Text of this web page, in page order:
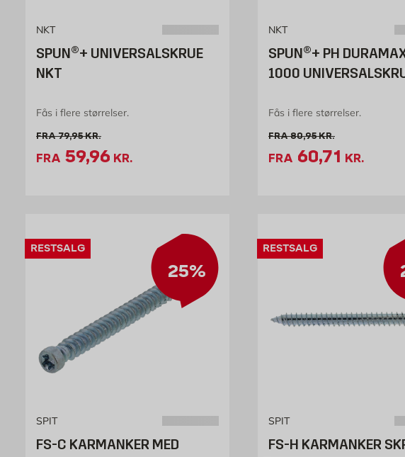
NKT
SPUN®+ UNIVERSALSKRUE
NKT
Fås i flere størrelser.
FRAGammel pris 79.95 kr. /stk
79,95KR.
FRA Tilbudspris 59.96 kr. /stk
59,96 KR.
NKT
SPUN®+ PH
1000
Fås i flere størrelser.
FRAGammel pris 80.95 kr. /
80,95KR.
FRA Tilbudspris
60,71 KR.
25%
RESTSALG
SPIT
FS-C KARMANKER MED
RESTSALG
SPIT
FS-H KARMANKER